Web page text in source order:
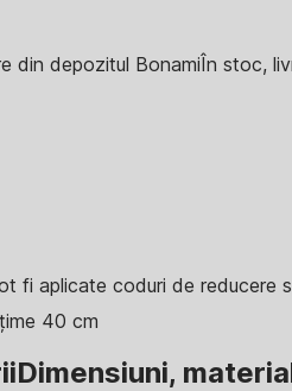
din depozitul BonamiÎn stoc,
fi aplicate coduri de reducere
40 cm
Dimensiuni,